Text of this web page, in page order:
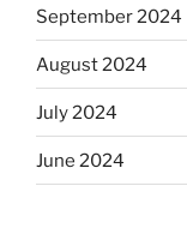
September 2024
August 2024
July 2024
June 2024